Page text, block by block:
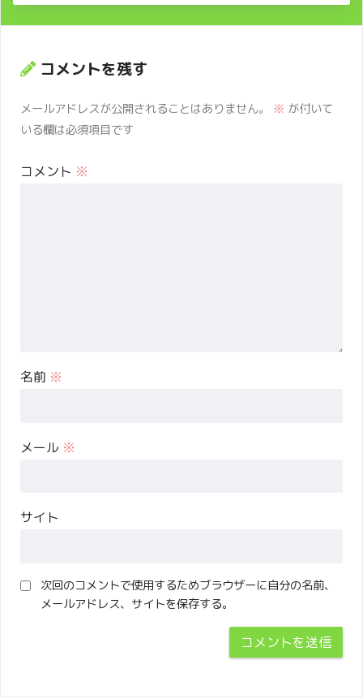
コメントを残す
メールアドレスが公開されることはありません。 ※ が付いて
いる欄は必須項目です
コメント ※
名前 ※
メール ※
サイト
次回のコメントで使用するためブラウザーに自分の名前、
メールアドレス、サイトを保存する。